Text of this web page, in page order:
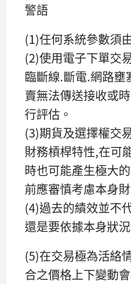
警語
(1)任何系統參數須
(2)使用電子下單交
臨斷線.斷電.網路壅
賣無法傳送接收或
行評估。
(3)期貨及選擇權交
財務槓桿特性,在可
時也可能產生極大
前應審慎考慮本身
(4)過去的績效並不
還是要依據本身狀
(5)在交易極為活絡
合之價格上下變動